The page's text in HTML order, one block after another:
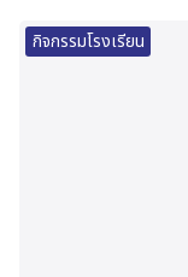
กิจกรรมโรงเรียน